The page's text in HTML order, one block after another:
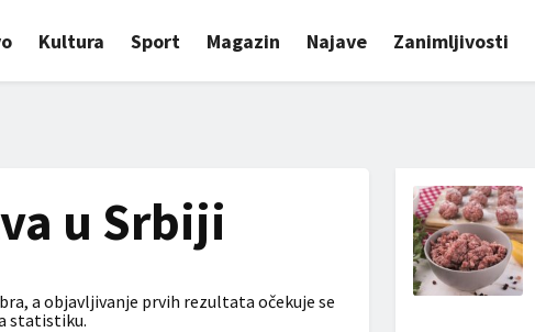
Kultura Sport Magazin Najave Zanimljivosti
u Srbiji
a objavljivanje prvih rezultata očekuje se
statistiku.